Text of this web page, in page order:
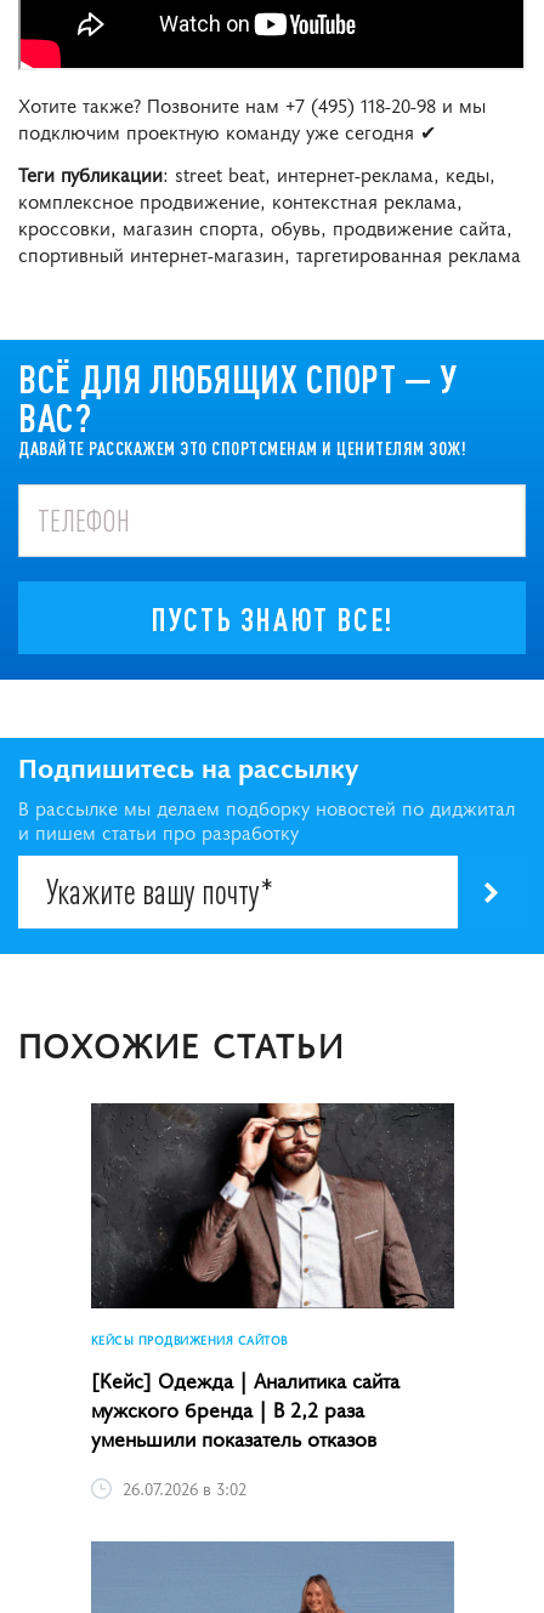
Хотите также? Позвоните нам +7 (495) 118-20-98 и мы
подключим проектную команду уже сегодня ✔
Теги публикации: street beat, интернет-реклама, кеды,
комплексное продвижение, контекстная реклама,
кроссовки, магазин спорта, обувь, продвижение сайта,
спортивный интернет-магазин, таргетированная реклама
ВСЁ ДЛЯ ЛЮБЯЩИХ СПОРТ — У
ВАС?
ДАВАЙТЕ РАССКАЖЕМ ЭТО СПОРТСМЕНАМ И ЦЕНИТЕЛЯМ ЗОЖ!
ПУСТЬ ЗНАЮТ ВСЕ!
Подпишитесь на рассылку
В рассылке мы делаем подборку новостей по диджитал
и пишем статьи про разработку
ПОХОЖИЕ СТАТЬИ
КЕЙСЫ ПРОДВИЖЕНИЯ САЙТОВ
[Кейс] Одежда | Аналитика сайта
мужского бренда | В 2,2 раза
уменьшили показатель отказов
26.07.2026 в 3:02